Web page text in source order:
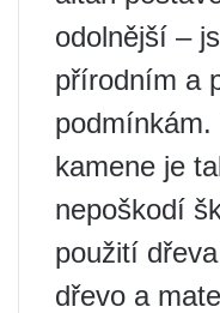
odolnější –
přírodním a
kamene je
nepoškodí
použití
dřevo a